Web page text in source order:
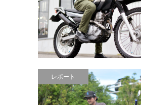
レポート